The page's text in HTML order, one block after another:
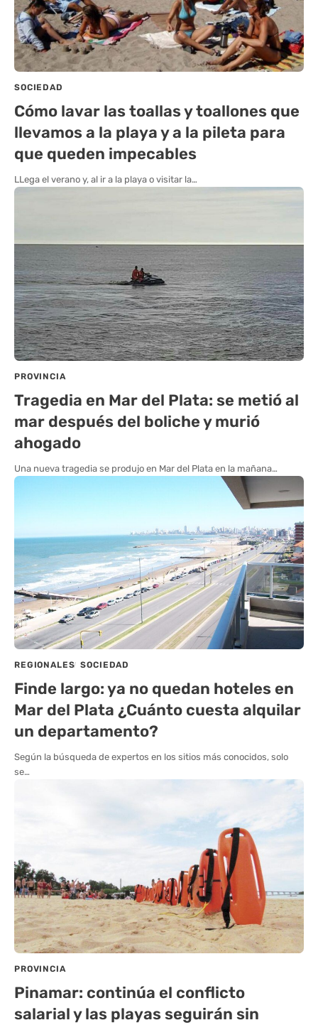
SOCIEDAD
Cómo lavar las toallas y toallones que
llevamos a la playa y a la pileta para
que queden impecables
LLega el verano y, al ir a la playa o visitar la…
PROVINCIA
Tragedia en Mar del Plata: se metió al
mar después del boliche y murió
ahogado
Una nueva tragedia se produjo en Mar del Plata en la mañana…
REGIONALES SOCIEDAD
Finde largo: ya no quedan hoteles en
Mar del Plata ¿Cuánto cuesta alquilar
un departamento?
Según la búsqueda de expertos en los sitios más conocidos, solo
se…
PROVINCIA
Pinamar: continúa el conflicto
salarial y las playas seguirán sin